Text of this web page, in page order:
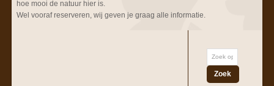
hoe mooi de natuur hier is.
Wel vooraf reserveren, wij geven je graag alle informatie.